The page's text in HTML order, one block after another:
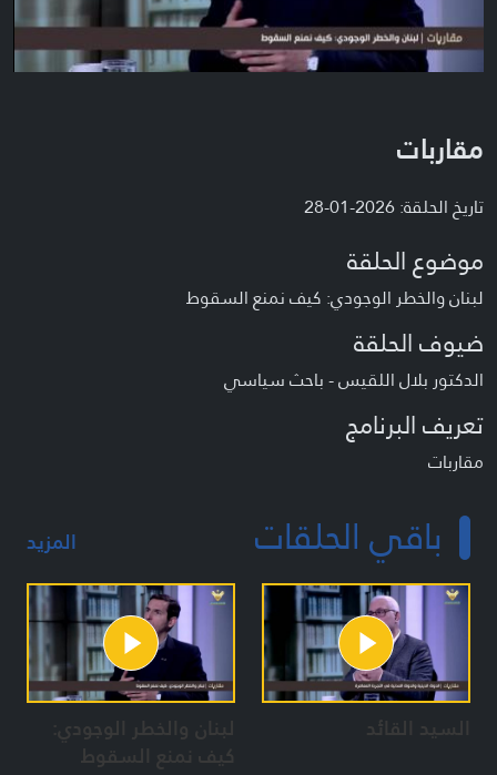
مقاربات
تاريخ الحلقة: 2026-01-28
موضوع الحلقة
لبنان والخطر الوجودي: كيف نمنع السقوط
ضيوف الحلقة
الدكتور بلال اللقيس - باحث سياسي
تعريف البرنامج
مقاربات
باقي الحلقات المزيد
السيد القائد لبنان والخطر الوجودي:
كيف نمنع السقوط